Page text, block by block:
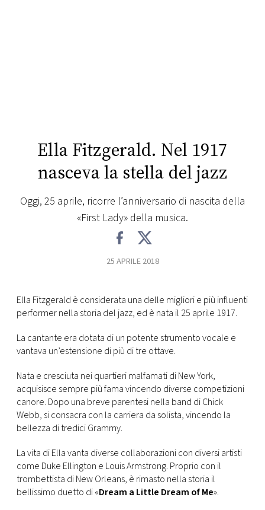
PRINCIPATO
DI
Ella Fitzgerald. Nel 1917
nasceva la stella del jazz
Oggi, 25 aprile, ricorre l’anniversario di nascita della
«First Lady» della musica.
25 APRILE 2018
Ella Fitzgerald è considerata una delle migliori e più influenti
performer nella storia del jazz, ed è nata il 25 aprile 1917.
La cantante era dotata di un potente strumento vocale e
vantava un’estensione di più di tre ottave.
Nata e cresciuta nei quartieri malfamati di New York,
acquisisce sempre più fama vincendo diverse competizioni
canore. Dopo una breve parentesi nella band di Chick
Webb, si consacra con la carriera da solista, vincendo la
bellezza di tredici Grammy.
La vita di Ella vanta diverse collaborazioni con diversi artisti
come Duke Ellington e Louis Armstrong. Proprio con il
trombettista di New Orleans, è rimasto nella storia il
bellissimo duetto di «Dream a Little Dream of Me».